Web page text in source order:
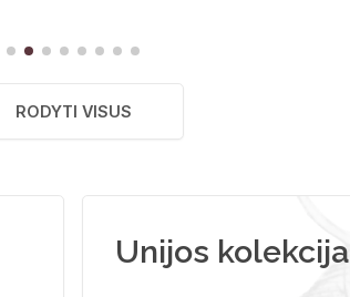
RODYTI VISUS
Unijos kolekcija